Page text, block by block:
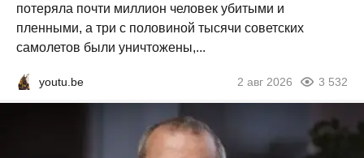
потеряла почти миллион человек убитыми и
пленными, а три с половиной тысячи советских
самолетов были уничтожены,...
youtu.be 2 авг 2026 3 532